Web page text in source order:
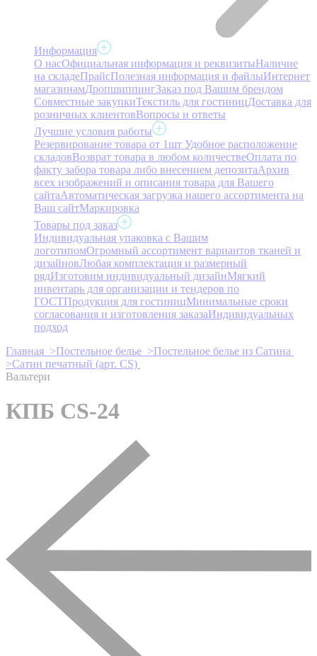
Информация
О насОфициальная информация и реквизитыНаличие
на складеПрайсПолезная информация и файлыИнтернет
магазинамДропшиппингЗаказ под Вашим брендом
Совместные закупкиТекстиль для гостиницДоставка для
розничных клиентовВопросы и ответы
Лучшие условия работы
Резервирование товара от 1шт Удобное расположение
складовВозврат товара в любом количествеОплата по
факту забора товара либо внесением депозитаАрхив
всех изображений и описания товара для Вашего
сайтаАвтоматическая загрузка нашего ассортимента на
Ваш сайтМаркировка
Товары под заказ
Индивидуальная упаковка с Вашим
логотипомОгромный ассортимент вариантов тканей и
дизайновЛюбая комплектация и размерный
рядИзготовим индивидуальный дизайнМягкий
инвентарь для организации и тендеров по
ГОСТПродукция для гостиницМинимальные сроки
согласования и изготовления заказаИндивидуальных
подход
Главная >Постельное белье >Постельное белье из Сатина
>Сатин печатный (арт. СS)
Вальтери
КПБ CS-24